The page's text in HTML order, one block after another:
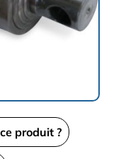
produit ?